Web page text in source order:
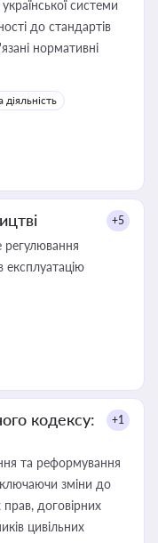
системи
до стандартів
нормативні
діяльність
+5
експлуатацію
кодексу:
+1
та реформування
зміни до
договірних
цивільних